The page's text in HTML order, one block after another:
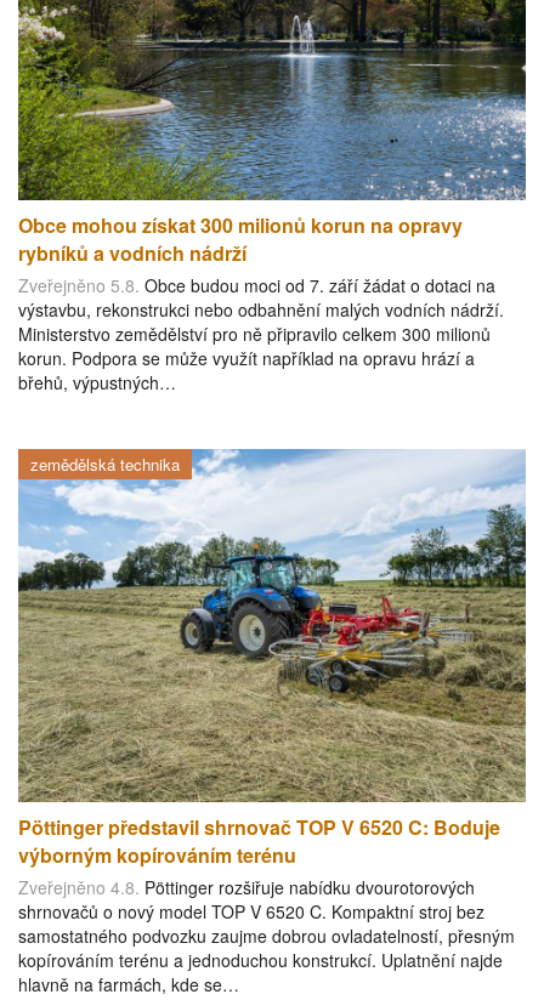
Obce mohou získat 300 milionů korun na opravy
rybníků a vodních nádrží
Zveřejněno 5.8. Obce budou moci od 7. září žádat o dotaci na
výstavbu, rekonstrukci nebo odbahnění malých vodních nádrží.
Ministerstvo zemědělství pro ně připravilo celkem 300 milionů
korun. Podpora se může využít například na opravu hrází a
břehů, výpustných…
zemědělská technika
Pöttinger představil shrnovač TOP V 6520 C: Boduje
výborným kopírováním terénu
Zveřejněno 4.8. Pöttinger rozšiřuje nabídku dvourotorových
shrnovačů o nový model TOP V 6520 C. Kompaktní stroj bez
samostatného podvozku zaujme dobrou ovladatelností, přesným
kopírováním terénu a jednoduchou konstrukcí. Uplatnění najde
hlavně na farmách, kde se…